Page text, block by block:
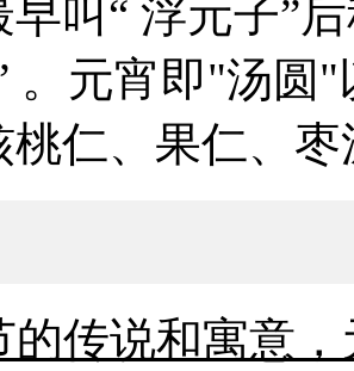
叫“ 浮元子”
。元宵即"汤圆
桃仁、果仁、
的传说和寓意